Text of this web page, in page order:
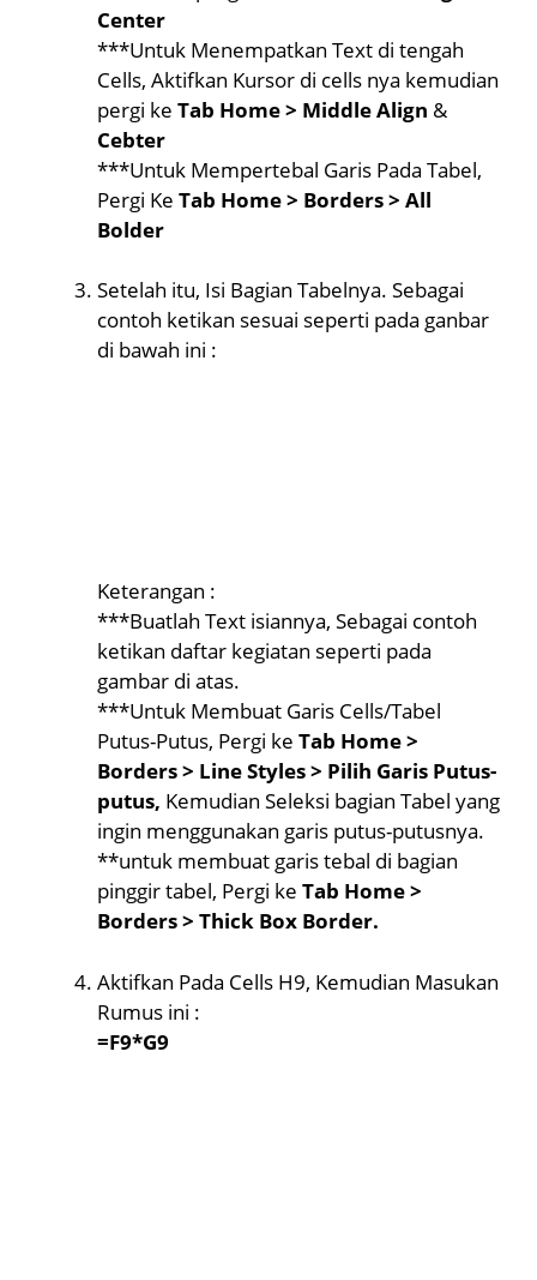
Center
***Untuk Menempatkan Text di tengah
Cells, Aktifkan Kursor di cells nya kemudian
pergi ke Tab Home > Middle Align &
Cebter
***Untuk Mempertebal Garis Pada Tabel,
Pergi Ke Tab Home > Borders > All
Bolder
Setelah itu, Isi Bagian Tabelnya. Sebagai
contoh ketikan sesuai seperti pada ganbar
di bawah ini :
Keterangan :
***Buatlah Text isiannya, Sebagai contoh
ketikan daftar kegiatan seperti pada
gambar di atas.
***Untuk Membuat Garis Cells/Tabel
Putus-Putus, Pergi ke Tab Home>
Borders > Line Styles > Pilih Garis Putus-
putus, Kemudian Seleksi bagian Tabel yang
ingin menggunakan garis putus-putusnya.
**untuk membuat garis tebal di bagian
pinggir tabel, Pergi ke Tab Home >
Borders > Thick Box Border.
Aktifkan Pada Cells H9, Kemudian Masukan
Rumus ini :
=F9*G9